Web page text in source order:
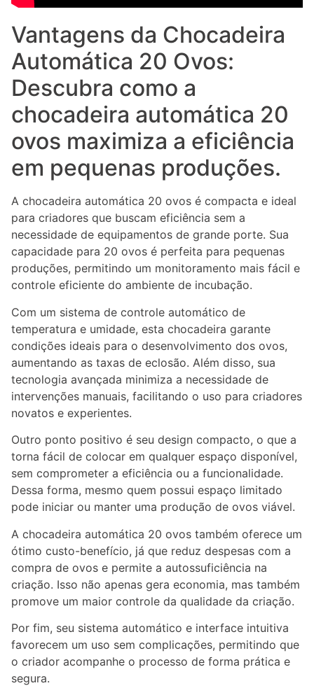
Vantagens da Chocadeira
Automática 20 Ovos:
Descubra como a
chocadeira automática 20
ovos maximiza a eficiência
em pequenas produções.
A chocadeira automática 20 ovos é compacta e ideal
para criadores que buscam eficiência sem a
necessidade de equipamentos de grande porte. Sua
capacidade para 20 ovos é perfeita para pequenas
produções, permitindo um monitoramento mais fácil e
controle eficiente do ambiente de incubação.
Com um sistema de controle automático de
temperatura e umidade, esta chocadeira garante
condições ideais para o desenvolvimento dos ovos,
aumentando as taxas de eclosão. Além disso, sua
tecnologia avançada minimiza a necessidade de
intervenções manuais, facilitando o uso para criadores
novatos e experientes.
Outro ponto positivo é seu design compacto, o que a
torna fácil de colocar em qualquer espaço disponível,
sem comprometer a eficiência ou a funcionalidade.
Dessa forma, mesmo quem possui espaço limitado
pode iniciar ou manter uma produção de ovos viável.
A chocadeira automática 20 ovos também oferece um
ótimo custo-benefício, já que reduz despesas com a
compra de ovos e permite a autossuficiência na
criação. Isso não apenas gera economia, mas também
promove um maior controle da qualidade da criação.
Por fim, seu sistema automático e interface intuitiva
favorecem um uso sem complicações, permitindo que
o criador acompanhe o processo de forma prática e
segura.